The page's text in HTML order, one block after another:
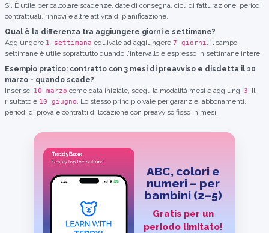
Sì. È utile per calcolare scadenze, date di consegna, cicli di fatturazione, periodi
contrattuali, rinnovi e altre attività di pianificazione.
Qual è la differenza tra aggiungere giorni e settimane?
Aggiungere 1 settimana equivale ad aggiungere 7 giorni . Il campo
settimane è utile soprattutto quando l'intervallo è espresso in settimane intere.
Esempio pratico: contratto con 3 mesi di preavviso e disdetta il 10
marzo - quando scade?
Inserisci 10 marzo come data iniziale, scegli la modalità mesi e aggiungi 3. Il
risultato è 10 giugno. Lo stesso principio vale per garanzie, abbonamenti,
periodi di prova e contratti di locazione con preavviso fisso in mesi.
ABC, colori e
numeri – per
bambini (2–5)
Gratis per un
periodo limitato!